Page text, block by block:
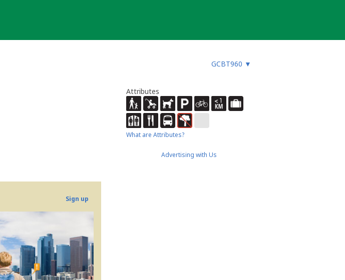
GCBT960 ▼
Sign up
Attributes
What are Attributes?
Advertising with Us